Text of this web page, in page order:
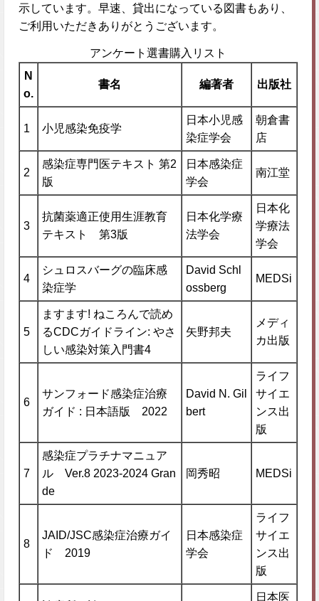
示しています。早速、貸出になっている図書もあり、
ご利用いただきありがとうございます。
アンケート選書購入リスト
N
o.
書名 編著者 出版社
1 小児感染免疫学
日本小児感
染症学会
朝倉書
店
2
感染症専門医テキスト 第2
版
日本感染症
学会
南江堂
3
抗菌薬適正使用生涯教育
テキスト 第3版
日本化学療
法学会
日本化
学療法
学会
4
シュロスバーグの臨床感
染症学
David Schl
ossberg
MEDSi
5
ますます! ねころんで読め
るCDCガイドライン: やさ
しい感染対策入門書4
矢野邦夫
メディ
カ出版
6
サンフォード感染症治療
ガイド : 日本語版 2022
David N. Gil
bert
ライフ
サイエ
ンス出
版
7
感染症プラチナマニュア
ル Ver.8 2023-2024 Gran
de
岡秀昭 MEDSi
8
JAID/JSC感染症治療ガイ
ド 2019
日本感染症
学会
ライフ
サイエ
ンス出
版
日本医